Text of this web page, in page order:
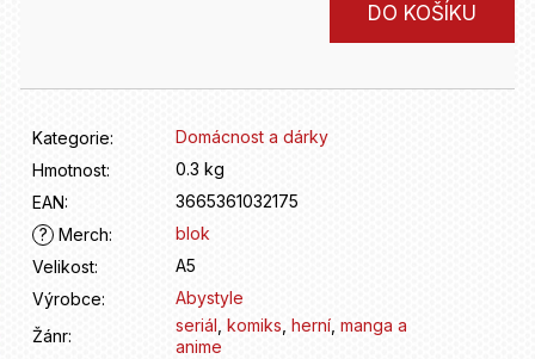
DO KOŠÍKU
Kategorie:
Domácnost a dárky
Hmotnost:
0.3 kg
EAN:
3665361032175
? Merch:
blok
Velikost:
A5
Výrobce:
Abystyle
Žánr:
seriál, komiks, herní, manga a
anime
m
e